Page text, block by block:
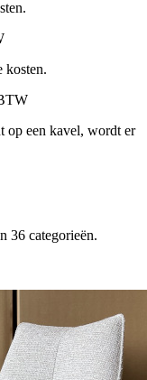
kosten.
op een kavel, wordt er
36 categorieën.